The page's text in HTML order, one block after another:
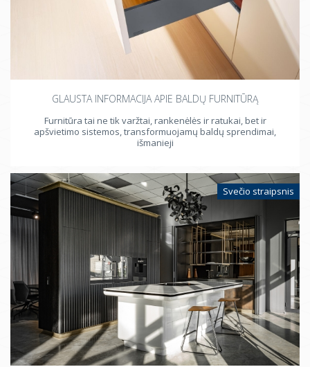
GLAUSTA INFORMACIJA APIE BALDŲ FURNITŪRĄ
Furnitūra tai ne tik varžtai, rankenėlės ir ratukai, bet ir
apšvietimo sistemos, transformuojamų baldų sprendimai,
išmanieji
Svečio straipsnis